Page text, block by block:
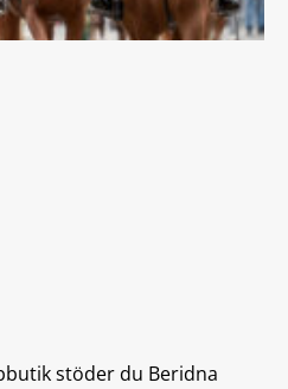
stöder du Beridna